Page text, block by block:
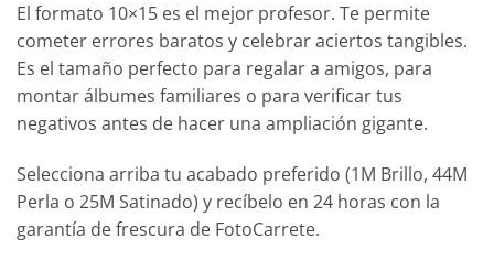
El formato 10×15 es el mejor profesor. Te permite
cometer errores baratos y celebrar aciertos tangibles.
Es el tamaño perfecto para regalar a amigos, para
montar álbumes familiares o para verificar tus
negativos antes de hacer una ampliación gigante.
Selecciona arriba tu acabado preferido (1M Brillo, 44M
Perla o 25M Satinado) y recíbelo en 24 horas con la
garantía de frescura de FotoCarrete.